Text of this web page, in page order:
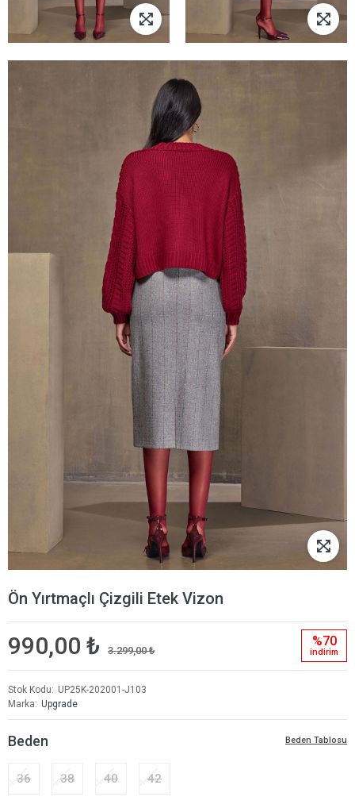
Ön Yırtmaçlı Çizgili Etek Vizon
990,00 ₺ 3.299,00 ₺
%70
i̇ndi̇ri̇m
Stok Kodu
UP25K-202001-J103
Marka
Upgrade
Beden Tablosu
Beden
36 38 40 42